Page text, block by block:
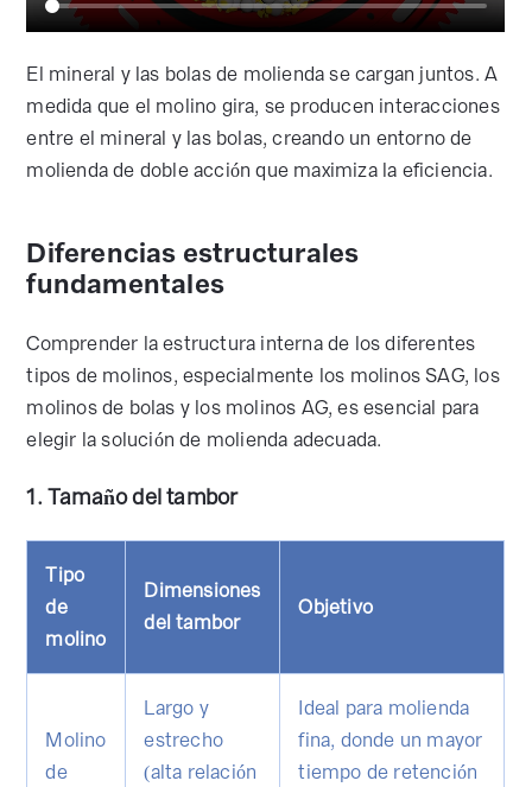
El mineral y las bolas de molienda se cargan juntos. A
medida que el molino gira, se producen interacciones
entre el mineral y las bolas, creando un entorno de
molienda de doble acción que maximiza la eficiencia.
Diferencias estructurales
fundamentales
Comprender la estructura interna de los diferentes
tipos de molinos, especialmente los molinos SAG, los
molinos de bolas y los molinos AG, es esencial para
elegir la solución de molienda adecuada.
1. Tamaño del tambor
Tipo
de
molino
Dimensiones
del tambor
Objetivo
Molino
de
Largo y
estrecho
(alta relación
Ideal para molienda
fina, donde un mayor
tiempo de retención